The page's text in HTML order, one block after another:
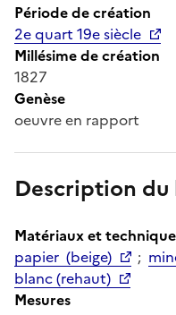
Période de création
2e quart 19e siècle
Millésime de création
1827
Genèse
oeuvre en rapport
Description du
Matériaux et
papier (beige)
;
blanc (rehaut)
Mesures